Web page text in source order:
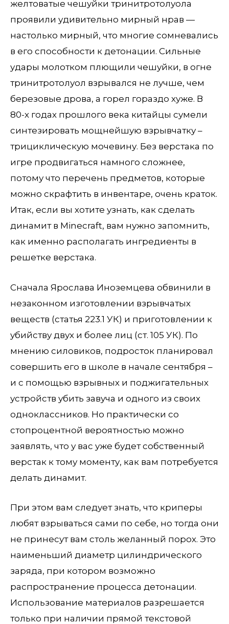
желтоватые чешуйки тринитротолуола
проявили удивительно мирный нрав —
настолько мирный, что многие сомневались
в его способности к детонации. Сильные
удары молотком плющили чешуйки, в огне
тринитротолуол взрывался не лучше, чем
березовые дрова, а горел гораздо хуже. В
80-х годах прошлого века китайцы сумели
синтезировать мощнейшую взрывчатку –
трициклическую мочевину. Без верстака по
игре продвигаться намного сложнее,
потому что перечень предметов, которые
можно скрафтить в инвентаре, очень краток.
Итак, если вы хотите узнать, как сделать
динамит в Minecraft, вам нужно запомнить,
как именно располагать ингредиенты в
решетке верстака.
Сначала Ярослава Иноземцева обвинили в
незаконном изготовлении взрывчатых
веществ (статья 223.1 УК) и приготовлении к
убийству двух и более лиц (ст. 105 УК). По
мнению силовиков, подросток планировал
совершить его в школе в начале сентября –
и с помощью взрывных и поджигательных
устройств убить завуча и одного из своих
одноклассников. Но практически со
стопроцентной вероятностью можно
заявлять, что у вас уже будет собственный
верстак к тому моменту, как вам потребуется
делать динамит.
При этом вам следует знать, что криперы
любят взрываться сами по себе, но тогда они
не принесут вам столь желанный порох. Это
наименьший диаметр цилиндрического
заряда, при котором возможно
распространение процесса детонации.
Использование материалов разрешается
только при наличии прямой текстовой